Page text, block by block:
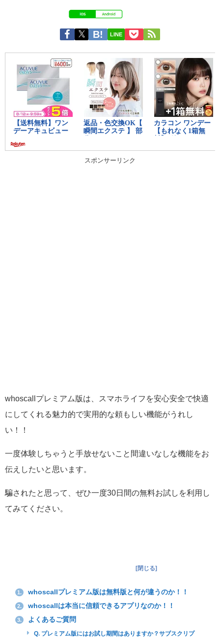
LINE
スポンサーリンク
whoscallプレミアム版は、スマホライフを安心安全で快適
にしてくれる魅力的で実用的な頼もしい機能がうれし
い！！
一度体験しちゃうと手放せないこと間違いなしな機能をお
伝えしたいと思います。
騙されたと思って、ぜひ一度30日間の無料お試しを利用し
てみてください。
[閉じる]
1. whoscallプレミアム版は無料版と何が違うのか！！
2. whoscallは本当に信頼できるアプリなのか！！
3. よくあるご質問
Q. プレミアム版にはお試し期間はありますか？サブスクリプ